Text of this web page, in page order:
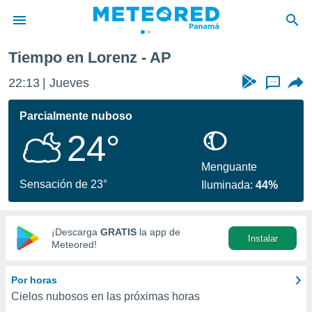
de
ha
que se
calidad.
a este
las
y
digital
basada
Tiempo en Lorenz - AP
22:13 Jueves ...
Parcialmente nuboso
24°
Sensación de 23°
Menguante
Iluminada:44%
¡Descarga GRATIS la app de
Meteored!
Instalar
Por horas
Cielos nubosos en las próximas horas